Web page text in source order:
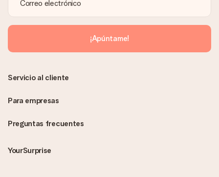
¿Se envía la factura junto con el pedido?
La factura y cualquier otra información relativa a tu regalo se
enviará únicamente por correo electrónico. El regalo se enviará
sin ninguna información adicional Así, evitaremos que la
persona que recibe el regalo la vea. ¡No le enviaremos nada
más que su increíble regalo! ¿Quieres que sepa quién se lo
¡Apúntame!
Preguntas frecuentes
YourSurprise
Servicio al cliente
Para empresas